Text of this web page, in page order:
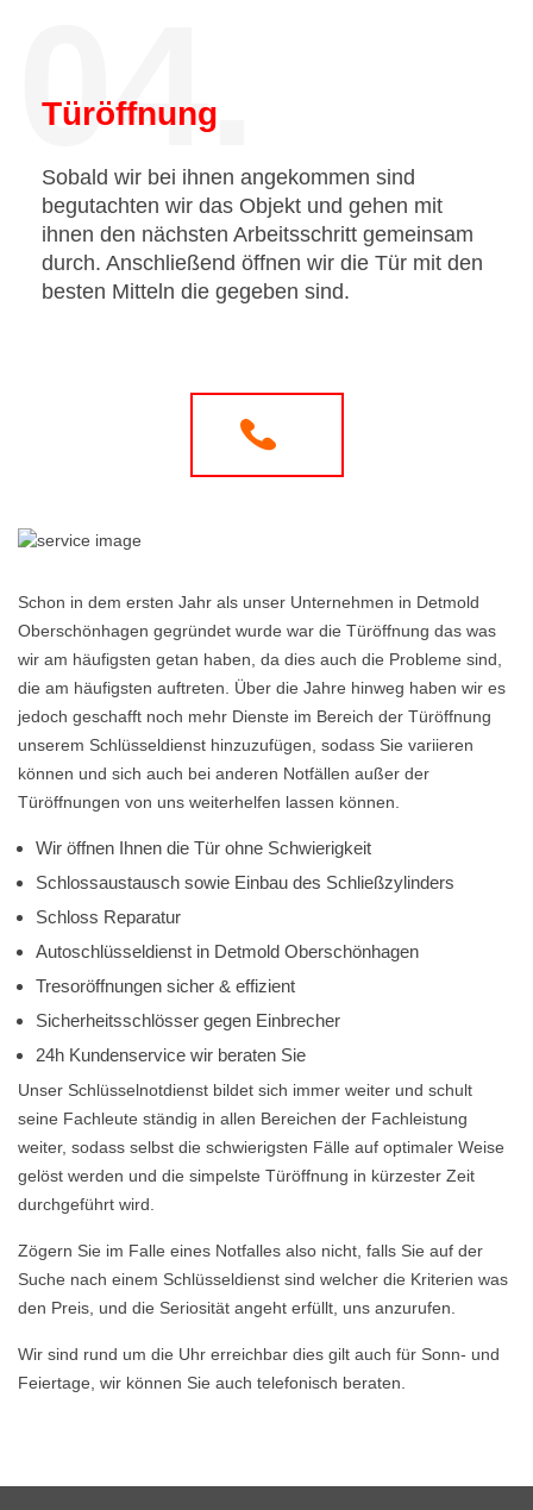
04.
Türöffnung
Sobald wir bei ihnen angekommen sind
begutachten wir das Objekt und gehen mit
ihnen den nächsten Arbeitsschritt gemeinsam
durch. Anschließend öffnen wir die Tür mit den
besten Mitteln die gegeben sind.
Schon in dem ersten Jahr als unser Unternehmen in Detmold
Oberschönhagen gegründet wurde war die Türöffnung das was
wir am häufigsten getan haben, da dies auch die Probleme sind,
die am häufigsten auftreten. Über die Jahre hinweg haben wir es
jedoch geschafft noch mehr Dienste im Bereich der Türöffnung
unserem Schlüsseldienst hinzuzufügen, sodass Sie variieren
können und sich auch bei anderen Notfällen außer der
Türöffnungen von uns weiterhelfen lassen können.
Wir öffnen Ihnen die Tür ohne Schwierigkeit
Schlossaustausch sowie Einbau des Schließzylinders
Schloss Reparatur
Autoschlüsseldienst in Detmold Oberschönhagen
Tresoröffnungen sicher & effizient
Sicherheitsschlösser gegen Einbrecher
24h Kundenservice wir beraten Sie
Unser Schlüsselnotdienst bildet sich immer weiter und schult
seine Fachleute ständig in allen Bereichen der Fachleistung
weiter, sodass selbst die schwierigsten Fälle auf optimaler Weise
gelöst werden und die simpelste Türöffnung in kürzester Zeit
durchgeführt wird.
Zögern Sie im Falle eines Notfalles also nicht, falls Sie auf der
Suche nach einem Schlüsseldienst sind welcher die Kriterien was
den Preis, und die Seriosität angeht erfüllt, uns anzurufen.
Wir sind rund um die Uhr erreichbar dies gilt auch für Sonn- und
Feiertage, wir können Sie auch telefonisch beraten.